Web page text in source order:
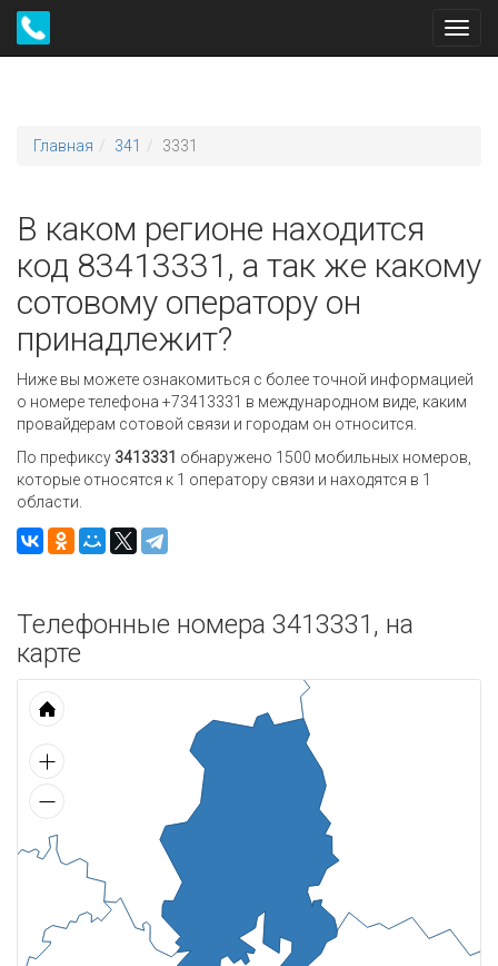
Главная 341 3331
В каком регионе находится
код 83413331, а так же какому
сотовому оператору он
принадлежит?
Ниже вы можете ознакомиться с более точной информацией
о номере телефона +73413331 в международном виде, каким
провайдерам сотовой связи и городам он относится.
По префиксу 3413331 обнаружено 1500 мобильных номеров,
которые относятся к 1 оператору связи и находятся в 1
области.
Телефонные номера 3413331, на
карте